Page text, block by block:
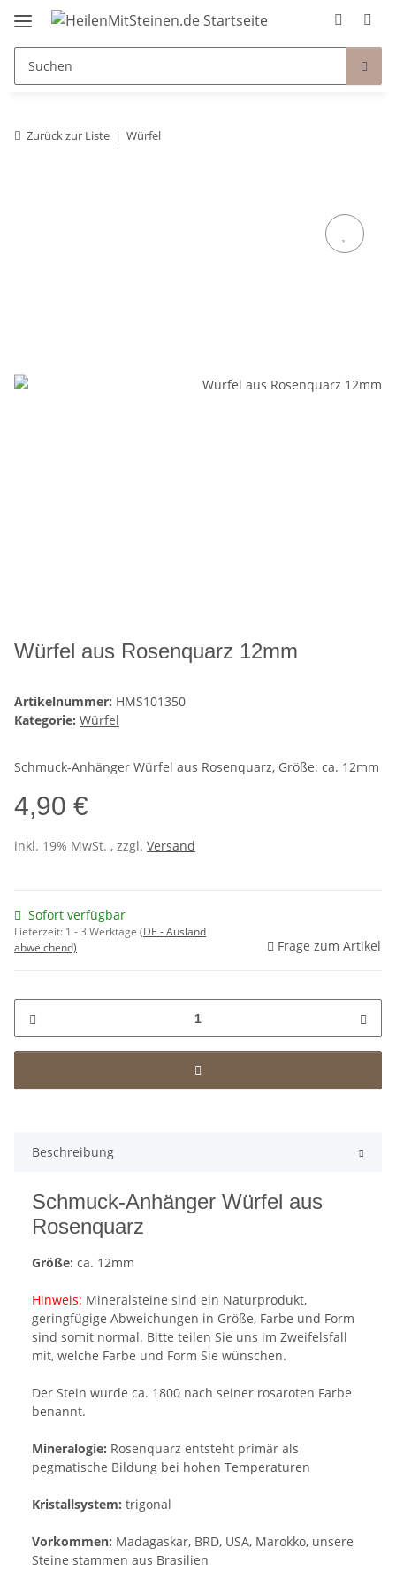
Zurück zur Liste Würfel
Würfel aus Rosenquarz 12mm
Artikelnummer: HMS101350
Kategorie: Würfel
Schmuck-Anhänger Würfel aus Rosenquarz, Größe: ca. 12mm
4,90 €
inkl. 19% MwSt. , zzgl. Versand
Sofort verfügbar
Lieferzeit: 1 - 3 Werktage (DE - Ausland
abweichend)
Frage zum Artikel
Beschreibung
Schmuck-Anhänger Würfel aus
Rosenquarz
Größe: ca. 12mm
Hinweis: Mineralsteine sind ein Naturprodukt,
geringfügige Abweichungen in Größe, Farbe und Form
sind somit normal. Bitte teilen Sie uns im Zweifelsfall
mit, welche Farbe und Form Sie wünschen.
Der Stein wurde ca. 1800 nach seiner rosaroten Farbe
benannt.
Mineralogie: Rosenquarz entsteht primär als
pegmatische Bildung bei hohen Temperaturen
Kristallsystem: trigonal
Vorkommen: Madagaskar, BRD, USA, Marokko, unsere
Steine stammen aus Brasilien